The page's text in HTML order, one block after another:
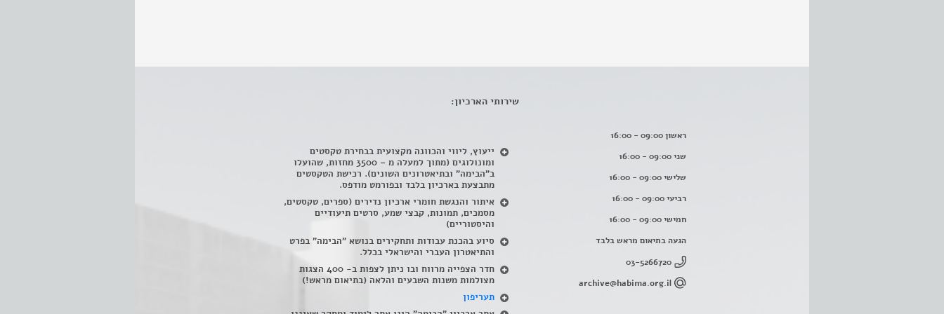
ראשון 09:00 - 16:00
שני 09:00 - 16:00
שלישי 09:00 - 16:00
רביעי 09:00 - 16:00
חמישי 09:00 - 16:00
הגעה בתיאום מראש בלבד
03-5266720
archive@habima.org.il
שירותי הארכיון:
ייעוץ, ליווי והכוונה מקצועית בבחירת טקסטים
ומונולוגים (מתוך למעלה מ – 3500 מחזות, שהועלו
ב"הבימה" ובתיאטרונים השונים). רכישת הטקסטים
מתבצעת בארכיון בלבד ובפורמט מודפס.
איתור והנגשת חומרי ארכיון נדירים (ספרים, טקסטים,
מסמכים, תמונות, קבצי שמע, סרטים תיעודיים
והיסטוריים)
סיוע בהכנת עבודות ותחקירים בנושא "הבימה" בפרט
והתיאטרון העברי והישראלי בכלל.
חדר הצפייה מרווח ובו ניתן לצפות ב- 400 הצגות
מצולמות משנות השבעים והלאה (בתיאום מראש!)
תעריפון